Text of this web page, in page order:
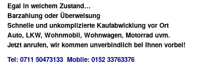
Egal in welchem Zustand…
Barzahlung oder Überweisung
Schnelle und unkomplizierte Kaufabwicklung vor Ort
Auto, LKW, Wohnmobil, Wohnwagen, Motorrad uvm.
Jetzt anrufen, wir kommen unverbindlich bei Ihnen vorbei!
Tel: 0711 50473133 Mobile: 0152 33763376